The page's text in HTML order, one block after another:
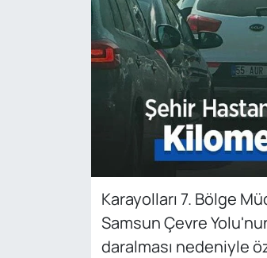
Karayolları 7. Bölge
Samsun Çevre
daralması nedeniyle